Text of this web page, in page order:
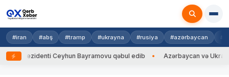
#iran #abş #tramp #ukrayna #rusiya #azərbaycan
Ceyhun Bayramovu qəbul edib Azərbaycan və Ukrayna XİN